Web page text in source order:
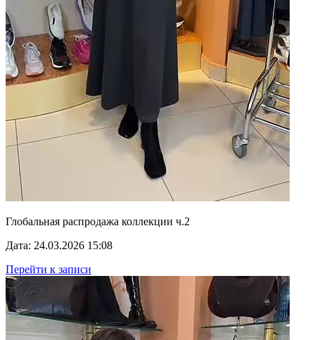
Глобальная распродажа коллекции ч.2
Дата: 24.03.2026 15:08
Перейти к записи